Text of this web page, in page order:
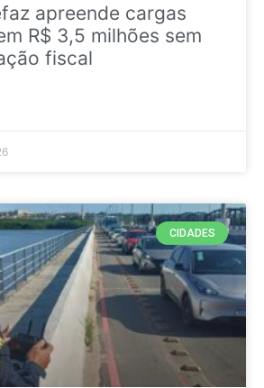
apreende cargas
R$ 3,5 milhões sem
fiscal
CIDADES